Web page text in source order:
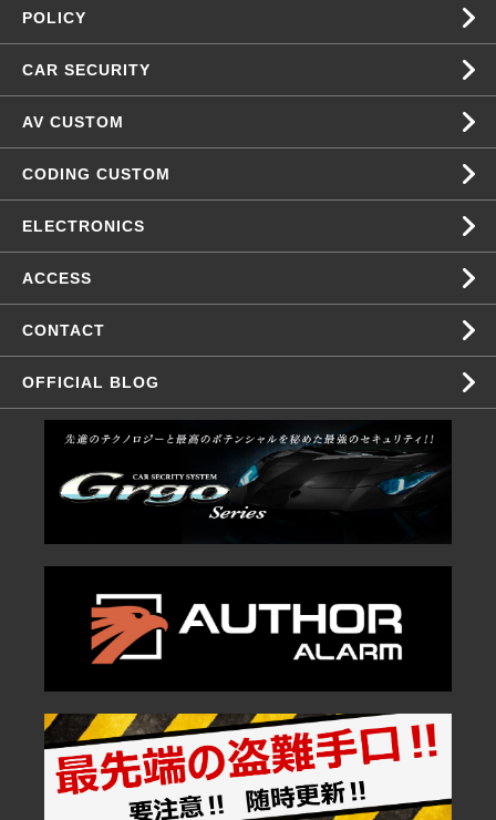
POLICY
CAR SECURITY
AV CUSTOM
CODING CUSTOM
ELECTRONICS
ACCESS
CONTACT
OFFICIAL BLOG